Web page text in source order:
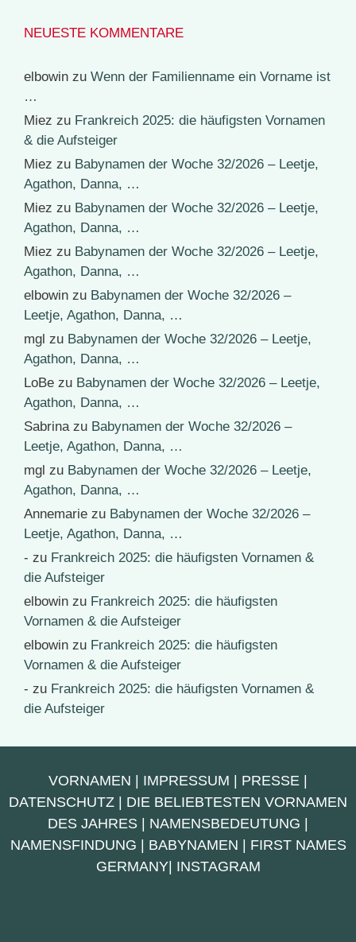
NEUESTE KOMMENTARE
elbowin zu Wenn der Familienname ein Vorname ist
…
Miez zu Frankreich 2025: die häufigsten Vornamen
& die Aufsteiger
Miez zu Babynamen der Woche 32/2026 – Leetje,
Agathon, Danna, …
Miez zu Babynamen der Woche 32/2026 – Leetje,
Agathon, Danna, …
Miez zu Babynamen der Woche 32/2026 – Leetje,
Agathon, Danna, …
elbowin zu Babynamen der Woche 32/2026 –
Leetje, Agathon, Danna, …
mgl zu Babynamen der Woche 32/2026 – Leetje,
Agathon, Danna, …
LoBe zu Babynamen der Woche 32/2026 – Leetje,
Agathon, Danna, …
Sabrinazu Babynamen der Woche 32/2026 –
Leetje, Agathon, Danna, …
mgl zu Babynamen der Woche 32/2026 – Leetje,
Agathon, Danna, …
Annemarie zu Babynamen der Woche 32/2026 –
Leetje, Agathon, Danna, …
- zu Frankreich 2025: die häufigsten Vornamen &
die Aufsteiger
elbowin zu Frankreich 2025: die häufigsten
Vornamen & die Aufsteiger
elbowin zu Frankreich 2025: die häufigsten
Vornamen & die Aufsteiger
- zu Frankreich 2025: die häufigsten Vornamen &
die Aufsteiger
VORNAMEN | IMPRESSUM | PRESSE |
DATENSCHUTZ | DIE BELIEBTESTEN VORNAMEN
DES JAHRES | NAMENSBEDEUTUNG |
NAMENSFINDUNG | BABYNAMEN | FIRST NAMES
GERMANY| INSTAGRAM